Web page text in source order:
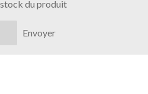
du produit
Envoyer